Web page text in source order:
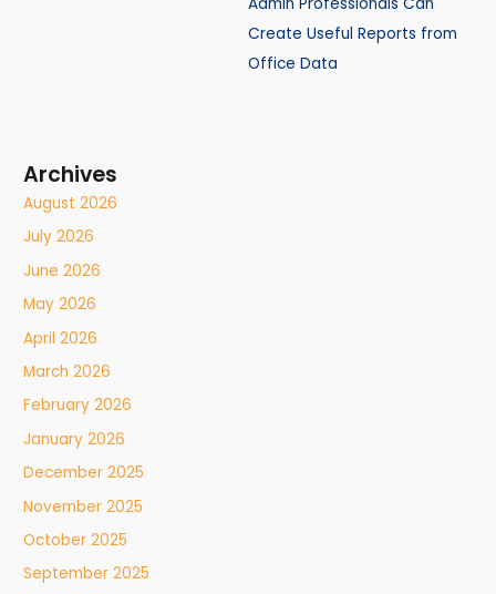
Create Useful Reports from
Office Data
Archives
August 2026
July 2026
June 2026
May 2026
April 2026
March 2026
February 2026
January 2026
December 2025
November 2025
October 2025
September 2025